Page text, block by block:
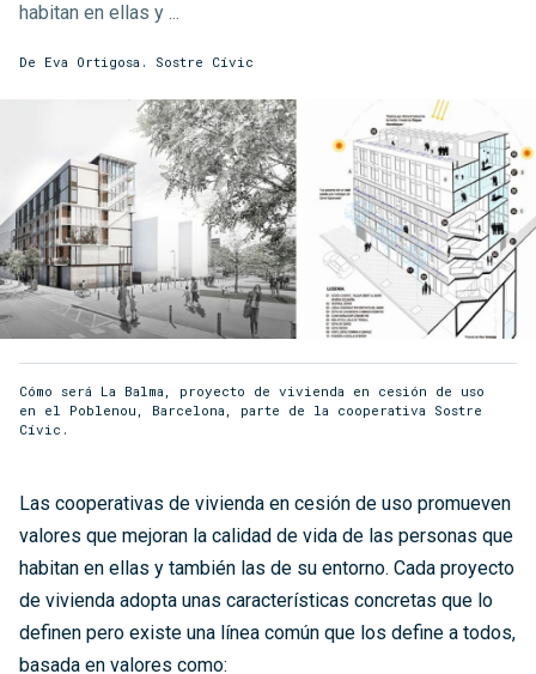
habitan en ellas y ...
De Eva Ortigosa. Sostre Cívic
Cómo será La Balma, proyecto de vivienda en cesión de uso
en el Poblenou, Barcelona, parte de la cooperativa Sostre
Cívic.
Las cooperativas de vivienda en cesión de uso promueven
valores que mejoran la calidad de vida de las personas que
habitan en ellas y también las de su entorno. Cada proyecto
de vivienda adopta unas características concretas que lo
definen pero existe una línea común que los define a todos,
basada en valores como: